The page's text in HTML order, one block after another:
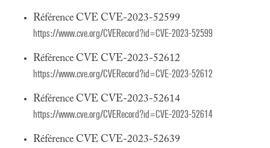
Référence CVE CVE-2023-52599
https://www.cve.org/CVERecord?id=CVE-2023-52599
Référence CVE CVE-2023-52612
https://www.cve.org/CVERecord?id=CVE-2023-52612
Référence CVE CVE-2023-52614
https://www.cve.org/CVERecord?id=CVE-2023-52614
Référence CVE CVE-2023-52639